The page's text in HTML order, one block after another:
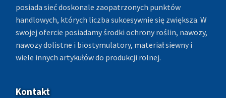
posiada sieć doskonale zaopatrzonych punktów
handlowych, których liczba sukcesywnie się zwiększa. W
swojej ofercie posiadamy środki ochrony roślin, nawozy,
nawozy dolistne i biostymulatory, materiał siewny i
wiele innych artykułów do produkcji rolnej.
Kontakt